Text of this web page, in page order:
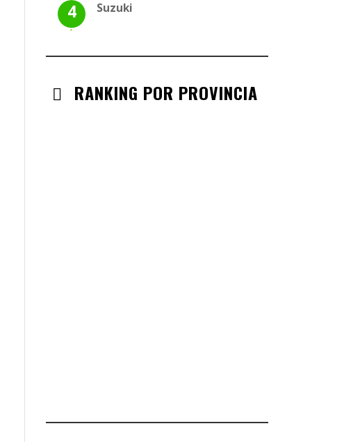
Suzuki
RANKING POR PROVINCIA